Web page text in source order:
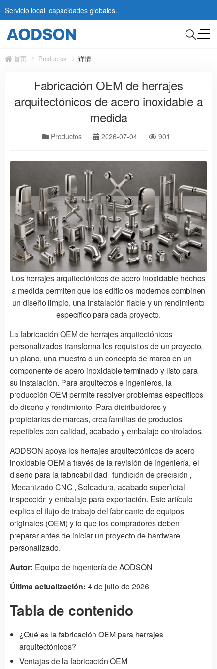
Servicio local, capacidades globales.
首页 Productos 详情
Fabricación OEM de herrajes
arquitectónicos de acero inoxidable a
medida
Productos 2026-07-04 901
Los herrajes arquitectónicos de acero inoxidable hechos
a medida permiten que los edificios modernos combinen
un diseño limpio, una instalación fiable y un rendimiento
específico para cada proyecto.
La fabricación OEM de herrajes arquitectónicos
personalizados transforma los requisitos de un proyecto,
un plano, una muestra o un concepto de marca en un
componente de acero inoxidable terminado y listo para
su instalación. Para arquitectos e ingenieros, la
producción OEM permite resolver problemas específicos
de diseño y rendimiento. Para distribuidores y
propietarios de marcas, crea familias de productos
repetibles con calidad, acabado y embalaje controlados.
AODSON apoya los herrajes arquitectónicos de acero
inoxidable OEM a través de la revisión de ingeniería, el
diseño para la fabricabilidad, fundición de precisión ,
Mecanizado CNC , Soldadura, acabado superficial,
inspección y embalaje para exportación. Este artículo
explica el flujo de trabajo del fabricante de equipos
originales (OEM) y lo que los compradores deben
preparar antes de iniciar un proyecto de hardware
personalizado.
Autor: Equipo de ingeniería de AODSON
Última actualización: 4 de julio de 2026
Tabla de contenido
¿Qué es la fabricación OEM para herrajes
arquitectónicos?
Ventajas de la fabricación OEM